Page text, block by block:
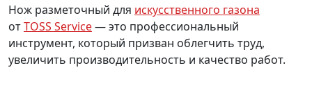
Нож разметочный для искусственного газона
отTOSS Service— это профессиональный
инструмент, который призван облегчить труд,
увеличить производительность и качество работ.